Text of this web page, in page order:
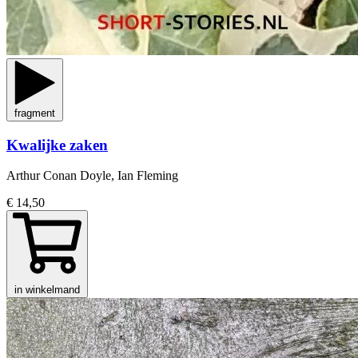
fragment
Kwalijke zaken
Arthur Conan Doyle, Ian Fleming
€ 14,50
in winkelmand